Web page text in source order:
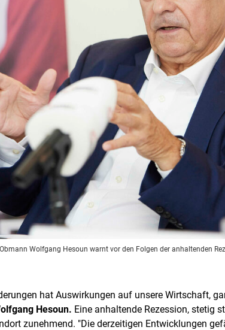
Wolfgang Hesoun warnt vor den Folgen der anhaltenden
hat Auswirkungen auf unsere Wirtschaft,
Hesoun. Eine anhaltende Rezession, stetig
zunehmend. "Die derzeitigen Entwicklungen